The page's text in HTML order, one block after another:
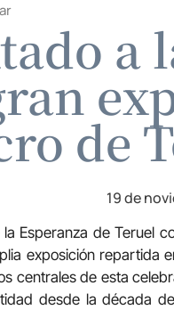
a
de
19 de
Esperanza de Teruel
exposición repartida
centrales de esta
desde la década